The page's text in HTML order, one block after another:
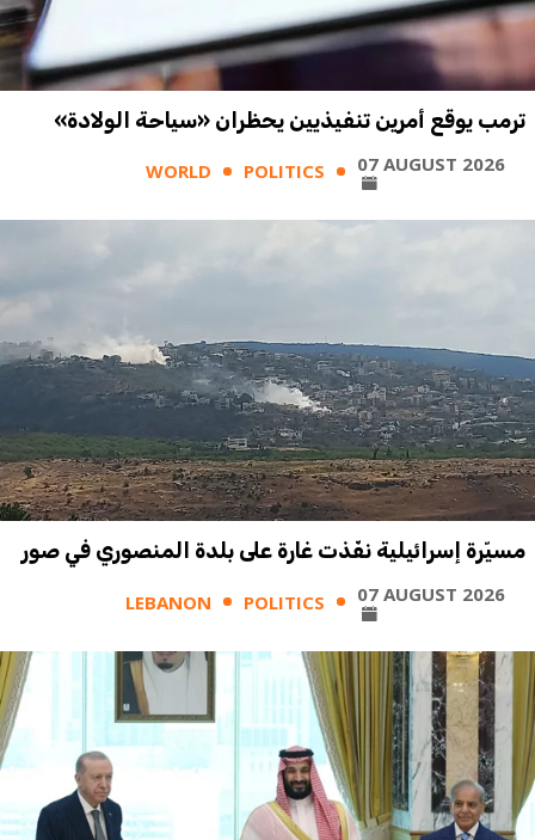
ترمب يوقع أمرين تنفيذيين يحظران «سياحة الولادة»
WORLD POLITICS 07 AUGUST 2026
مسيّرة إسرائيلية نفّذت غارة على بلدة المنصوري في صور
LEBANON POLITICS 07 AUGUST 2026